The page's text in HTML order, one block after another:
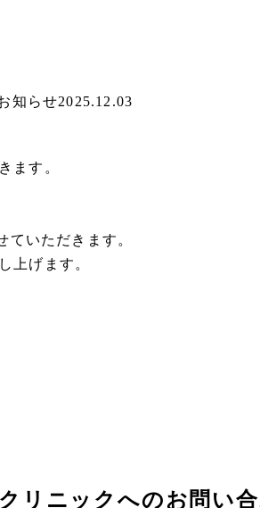
知らせ2025.12.03
ます。
ていただきます。
上げます。
リニックへのお問い